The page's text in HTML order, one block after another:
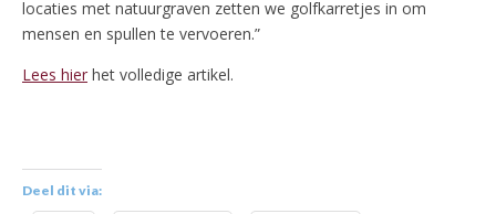
locaties met natuurgraven zetten we golfkarretjes in om
mensen en spullen te vervoeren.”
Lees hier het volledige artikel.
Deel dit via: